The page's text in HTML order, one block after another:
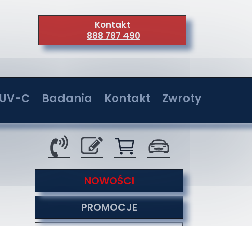
C
36W
72W
108W
144W
Badania
Badania w jednostkach akredytowanych
Kontakt
Kontakt
Serwis
O nas
Co nas wyróżnia
Formy płatności
Zwroty
NOWOŚCI
PROMOCJE
Kontakt
888 787 490